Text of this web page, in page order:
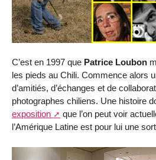
C’est en 1997 que Patrice Loubon
les pieds au Chili. Commence alors
d’amitiés, d’échanges et de
photographes chiliens. Une histoire
exposition
que l’on peut voir
l’Amérique Latine est pour lui une